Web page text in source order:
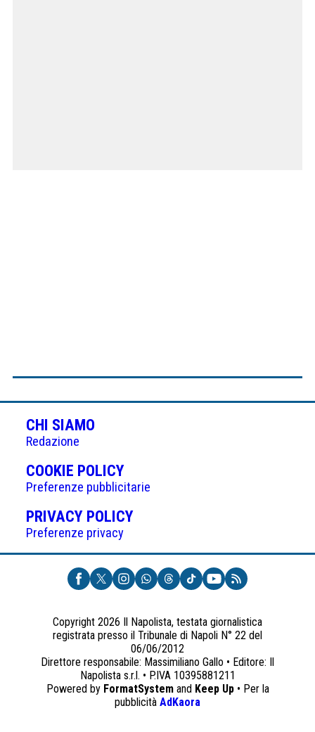
CHI SIAMO
Redazione
COOKIE POLICY(APRE
IN
UNA
NUOVA
Preferenze pubblicitarie
PRIVACY POLICY(APRE
UNA
NUOVA
SCHEDA)
Preferenze privacy
Copyright 2026 Il Napolista, testata giornalistica
registrata presso il Tribunale di Napoli N° 22 del
06/06/2012
Direttore responsabile: Massimiliano Gallo • Editore: Il
Napolista s.r.l. • P.IVA 10395881211
Powered by FormatSystemand Keep Up• Per la
pubblicità AdKaora